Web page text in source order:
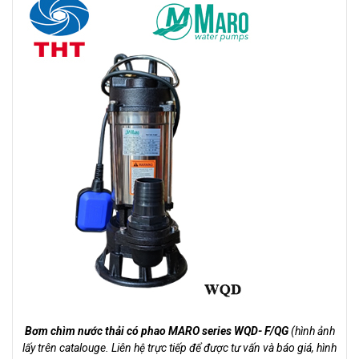
Bơm chìm nước thải có phao MARO series WQD- F/QG(hình ảnh
lấy trên catalouge. Liên hệ trực tiếp để được tư vấn và báo giá, hình